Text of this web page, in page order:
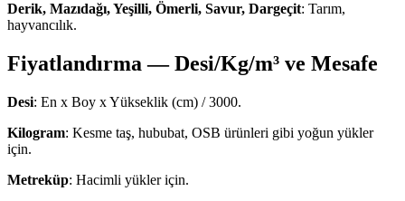
Derik, Mazıdağı, Yeşilli, Ömerli, Savur, Dargeçit: Tarım,
hayvancılık.
Fiyatlandırma — Desi/Kg/m³ ve Mesafe
Desi: En x Boy x Yükseklik (cm) / 3000.
Kilogram: Kesme taş, hububat, OSB ürünleri gibi yoğun yükler
için.
Metreküp: Hacimli yükler için.